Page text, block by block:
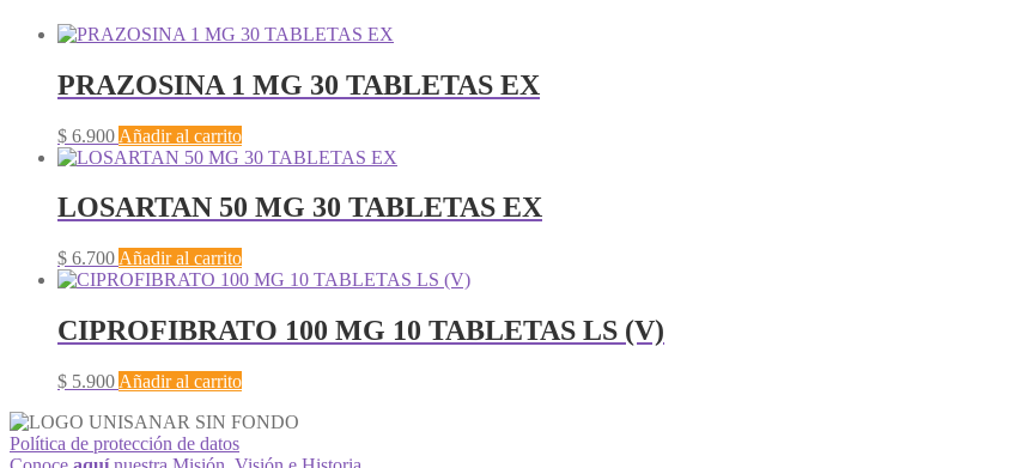
PRAZOSINA 1 MG 30 TABLETAS EX
$ 6.900 Añadir al carrito
LOSARTAN 50 MG 30 TABLETAS EX
$ 6.700 Añadir al carrito
CIPROFIBRATO 100 MG 10 TABLETAS LS (V)
$ 5.900 Añadir al carrito
Política de protección de datos